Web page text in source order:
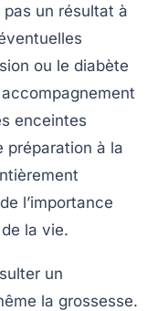
pas un résultat à
ou le diabète
enceintes
préparation à la
l’importance
la vie.
un
la grossesse.